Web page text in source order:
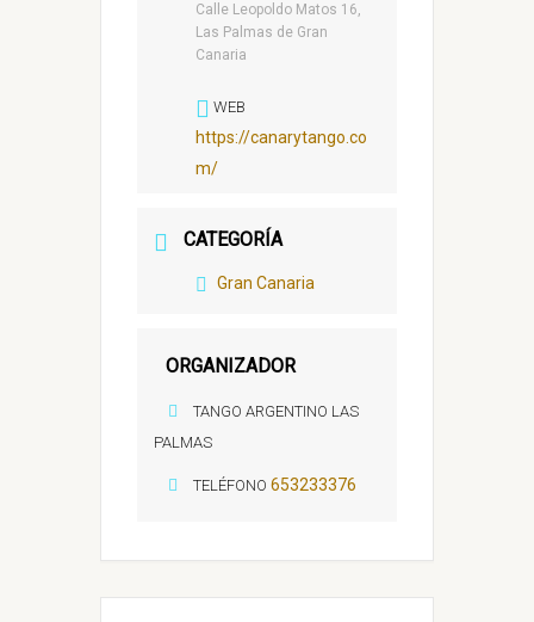
Calle Leopoldo Matos 16,
Las Palmas de Gran
Canaria
WEB
https://canarytango.co
m/
CATEGORÍA
Gran Canaria
ORGANIZADOR
TANGO ARGENTINO LAS
PALMAS
TELÉFONO 653233376